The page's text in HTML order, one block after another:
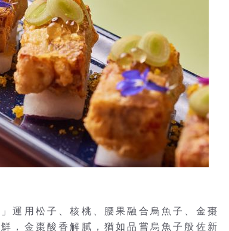
運用松子、核桃、腰果融合烏魚子、金棗
，金棗酸香解膩，猶如品嘗烏魚子般佐新